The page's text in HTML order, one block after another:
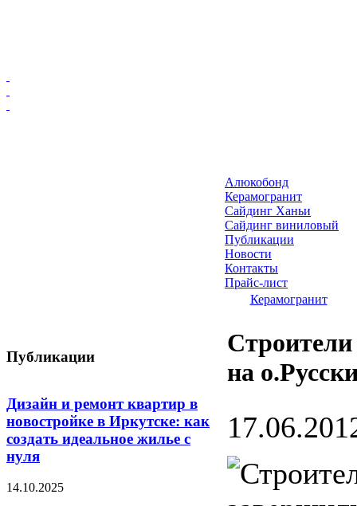
Публикации
Дизайн и ремонт квартир в
новостройке в Иркутске: как
создать идеальное жилье с
нуля
14.10.2025
Алюкобонд
Керамогранит
Сайдинг Ханьи
Сайдинг виниловый
Публикации
Новости
Контакты
Прайс-лист
Керамогранит
на